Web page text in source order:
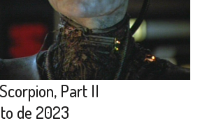
Part II
de 2023